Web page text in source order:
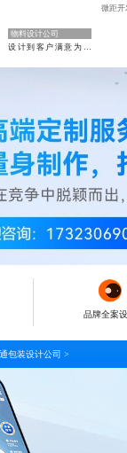
微距开
物料设计公司
设计到客户满意为止
品牌全案
包装设计公司 >